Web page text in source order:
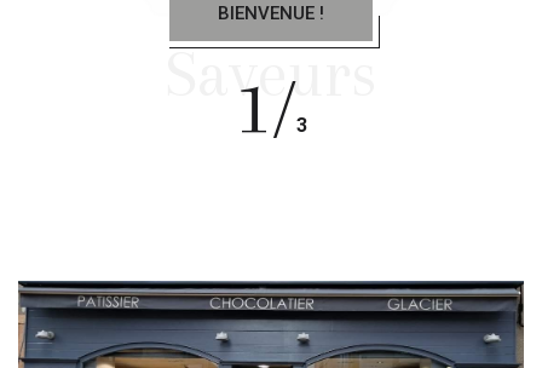
Saveurs
BIENVENUE !
1/3